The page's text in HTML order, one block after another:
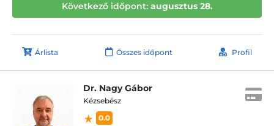
Következő időpont: augusztus 28.
Árlista Összes időpont Profil
Dr. Nagy Gábor
Kézsebész
0.0